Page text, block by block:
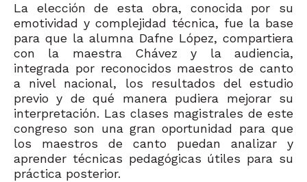
La elección de esta obra, conocida por su
emotividad y complejidad técnica, fue la base
para que la alumna Dafne López, compartiera
con la maestra Chávez y la audiencia,
integrada por reconocidos maestros de canto
a nivel nacional, los resultados del estudio
previo y de qué manera pudiera mejorar su
interpretación. Las clases magistrales de este
congreso son una gran oportunidad para que
los maestros de canto puedan analizar y
aprender técnicas pedagógicas útiles para su
práctica posterior.